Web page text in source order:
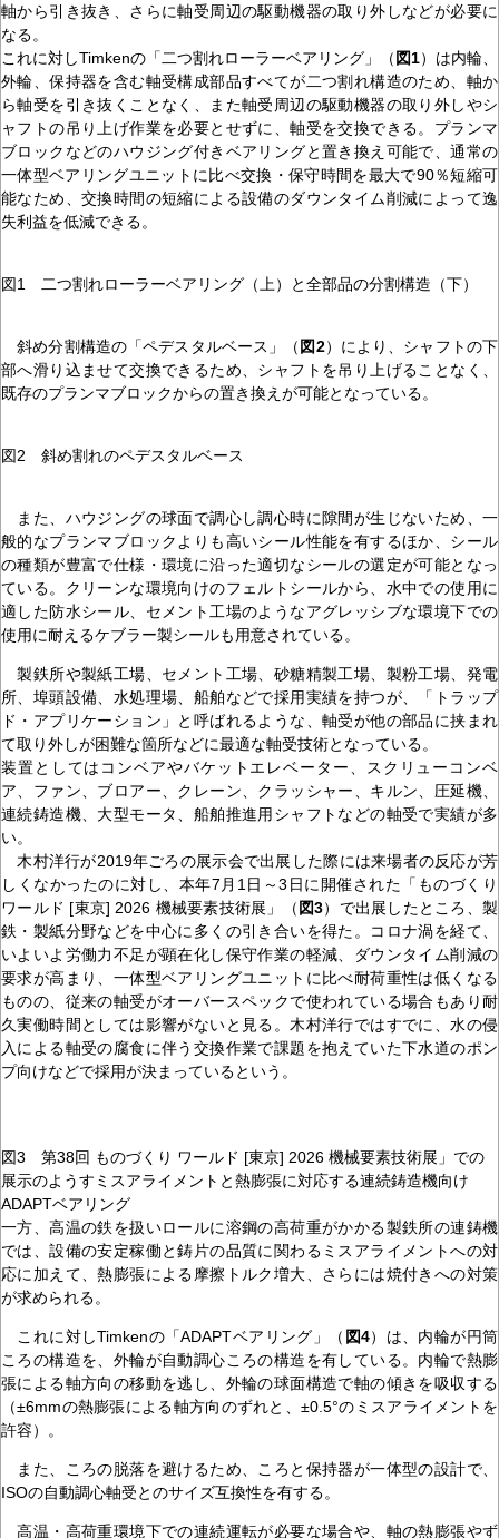
軸から引き抜き、さらに軸受周辺の駆動機器の取り外しなどが必要に
なる。
これに対しTimkenの「二つ割れローラーベアリング」（ 図1）は内輪、
外輪、保持器を含む軸受構成部品すべてが二つ割れ構造のため、軸か
ら軸受を引き抜くことなく、また軸受周辺の駆動機器の取り外しやシ
ャフトの吊り上げ作業を必要とせずに、軸受を交換できる。プランマ
ブロックなどのハウジング付きベアリングと置き換え可能で、通常の
一体型ベアリングユニットに比べ交換・保守時間を最大で90％短縮可
能なため、交換時間の短縮による設備のダウンタイム削減によって逸
失利益を低減できる。
図1 二つ割れローラーベアリング（上）と全部品の分割構造（下）
斜め分割構造の「ペデスタルベース」（ 図2）により、シャフトの下
部へ滑り込ませて交換できるため、シャフトを吊り上げることなく、
既存のプランマブロックからの置き換えが可能となっている。
図2 斜め割れのペデスタルベース
また、ハウジングの球面で調心し調心時に隙間が生じないため、一
般的なプランマブロックよりも高いシール性能を有するほか、シール
の種類が豊富で仕様・環境に沿った適切なシールの選定が可能となっ
ている。クリーンな環境向けのフェルトシールから、水中での使用に
適した防水シール、セメント工場のようなアグレッシブな環境下での
使用に耐えるケブラー製シールも用意されている。
製鉄所や製紙工場、セメント工場、砂糖精製工場、製粉工場、発電
所、埠頭設備、水処理場、船舶などで採用実績を持つが、「トラップ
ド・アプリケーション」と呼ばれるような、軸受が他の部品に挟まれ
て取り外しが困難な箇所などに最適な軸受技術となっている。
装置としてはコンベアやバケットエレベーター、スクリューコンベ
ア、ファン、ブロアー、クレーン、クラッシャー、キルン、圧延機、
連続鋳造機、大型モータ、船舶推進用シャフトなどの軸受で実績が多
い。
木村洋行が2019年ごろの展示会で出展した際には来場者の反応が芳
しくなかったのに対し、本年7月1日～3日に開催された「ものづくり
ワールド [東京] 2026 機械要素技術展」（ 図3）で出展したところ、製
鉄・製紙分野などを中心に多くの引き合いを得た。コロナ渦を経て、
いよいよ労働力不足が顕在化し保守作業の軽減、ダウンタイム削減の
要求が高まり、一体型ベアリングユニットに比べ耐荷重性は低くなる
ものの、従来の軸受がオーバースペックで使われている場合もあり耐
久実働時間としては影響がないと見る。木村洋行ではすでに、水の侵
入による軸受の腐食に伴う交換作業で課題を抱えていた下水道のポン
プ向けなどで採用が決まっているという。
図3 第38回 ものづくり ワールド [東京] 2026 機械要素技術展」での
展示のようすミスアライメントと熱膨張に対応する連続鋳造機向け
ADAPTベアリング
一方、高温の鉄を扱いロールに溶鋼の高荷重がかかる製鉄所の連鋳機
では、設備の安定稼働と鋳片の品質に関わるミスアライメントへの対
応に加えて、熱膨張による摩擦トルク増大、さらには焼付きへの対策
が求められる。
これに対しTimkenの「ADAPTベアリング」（ 図4）は、内輪が円筒
ころの構造を、外輪が自動調心ころの構造を有している。内輪で熱膨
張による軸方向の移動を逃し、外輪の球面構造で軸の傾きを吸収する
（±6mmの熱膨張による軸方向のずれと、±0.5°のミスアライメントを
許容）。
また、ころの脱落を避けるため、ころと保持器が一体型の設計で、
ISOの自動調心軸受とのサイズ互換性を有する。
高温・高荷重環境下での連続運転が必要な場合や、軸の熱膨張やず